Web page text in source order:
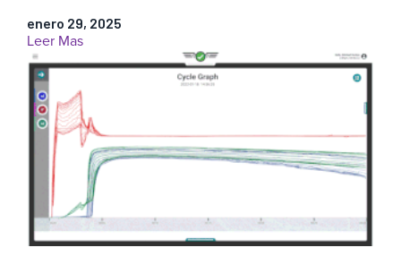
enero 29, 2025
Leer Mas:
Reducir
el
Ambiental
en
las
Plantas
de
Moldeo
por
Inyección: